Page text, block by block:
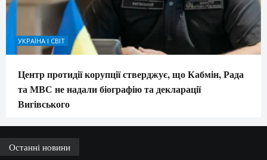
УКРАЇНА І СВІТ
Центр протидії корупції стверджує, що Кабмін, Рада
та МВС не надали біографію та декларації
Вигівського
Останні новини